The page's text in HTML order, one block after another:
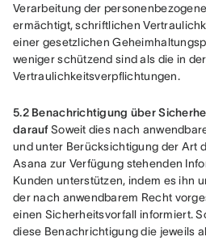
Verarbeitung der
ermächtigt, schriftlichen
einer gesetzlichen
weniger schützend sind als die in
Vertraulichkeitsverpflichtungen.
5.2 Benachrichtigung über
darauf Soweit dies nach
und unter Berücksichtigung der Art
Asana zur Verfügung stehenden
Kunden unterstützen, indem es ihn
der nach anwendbarem Recht
einen Sicherheitsvorfall informiert.
diese Benachrichtigung die jeweils